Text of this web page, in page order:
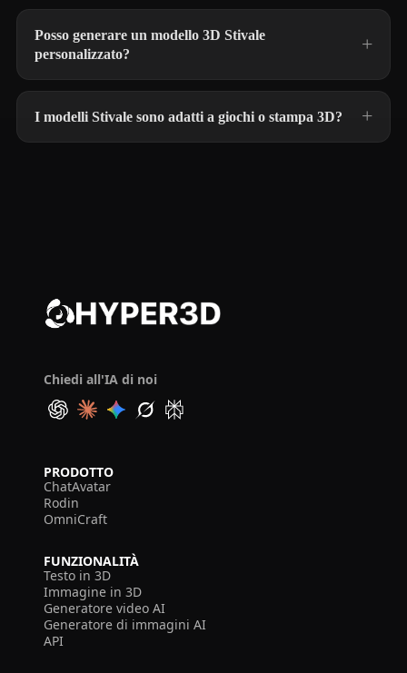
Posso generare un modello 3D Stivale
personalizzato?
I modelli Stivale sono adatti a giochi o stampa 3D?
Chiedi all'IA di noi
PRODOTTO
ChatAvatar
Rodin
OmniCraft
FUNZIONALITÀ
Testo in 3D
Immagine in 3D
Generatore video AI
Generatore di immagini AI
API